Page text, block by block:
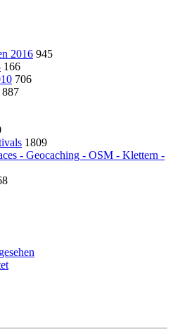
2016 945
166
706
887
1809
- Geocaching - OSM - Klettern -